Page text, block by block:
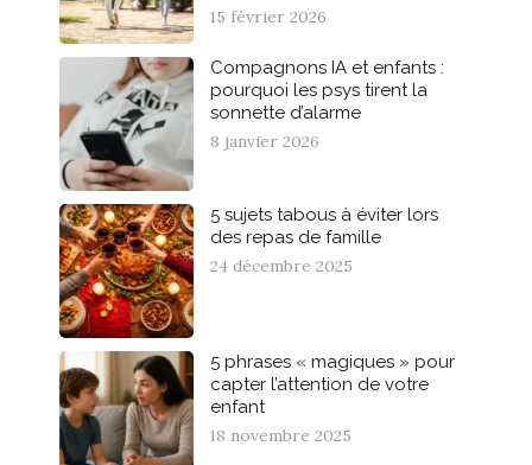
15 février 2026
Compagnons IA et enfants :
pourquoi les psys tirent la
sonnette d’alarme
8 janvier 2026
5 sujets tabous à éviter lors
des repas de famille
24 décembre 2025
5 phrases « magiques » pour
capter l’attention de votre
enfant
18 novembre 2025